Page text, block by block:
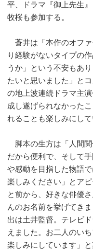
平、ドラマ『御上先生
牧桜も参加する。
蒼井は「本作のオファ
り経験がないタイプの
うか」という不安もあ
たいと思いました」と
の地上波連続ドラマ主
成し遂げられなかった
れることも楽しみにして
脚本の生方は「人間関
だから便利で、そして
や感動を目指した物語
楽しみください」とア
と前から、好きな俳優
んのお名前を挙げてき
出は土井監督。テレビ
えました。お二人のい
楽しみにしています」と